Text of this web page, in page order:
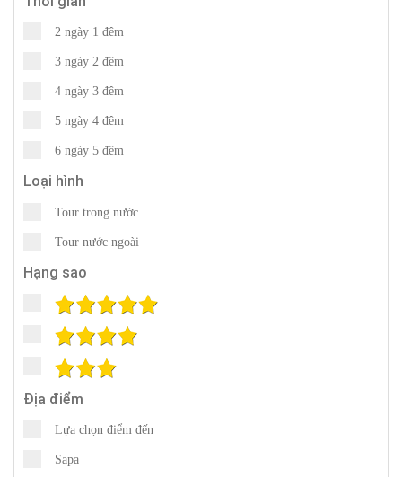
2 ngày 1 đêm
3 ngày 2 đêm
4 ngày 3 đêm
5 ngày 4 đêm
6 ngày 5 đêm
Loại hình
Tour trong nước
Tour nước ngoài
Hạng sao
Địa điểm
Lựa chọn điểm đến
Sapa